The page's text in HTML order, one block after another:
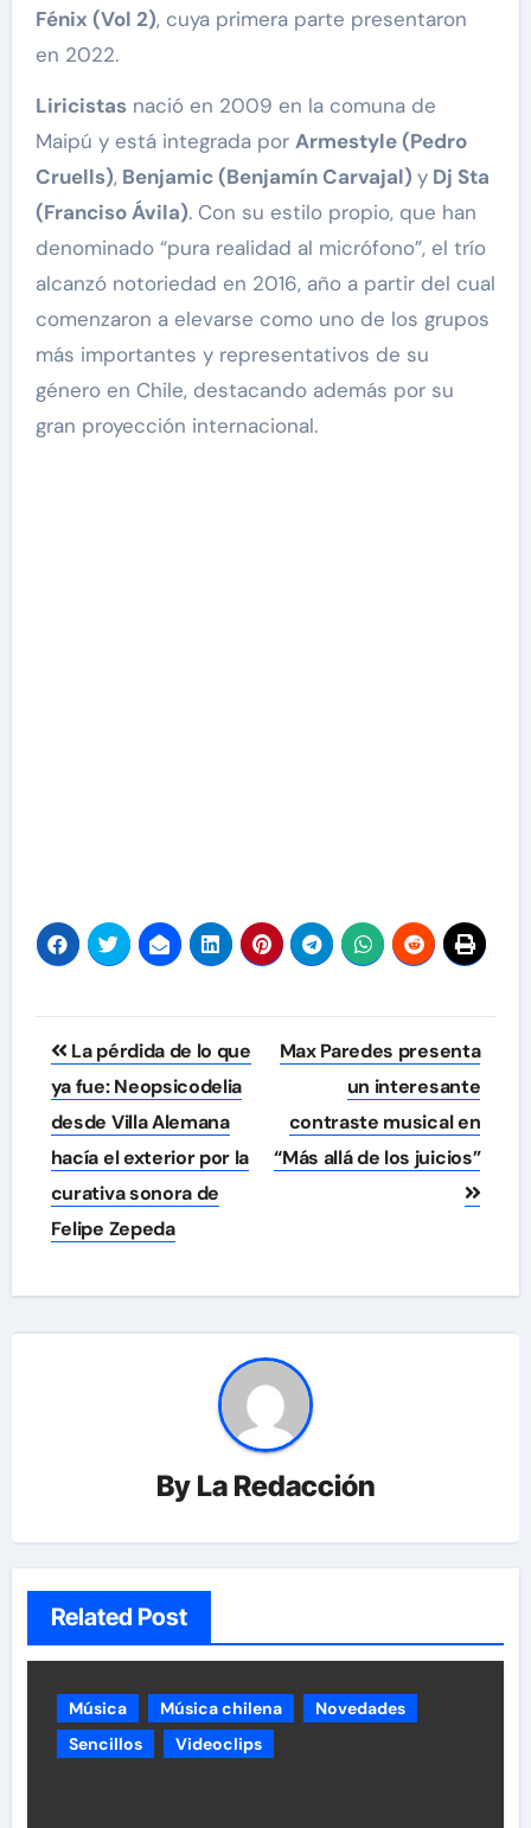
Fénix (Vol 2), cuya primera parte presentaron
en 2022.
Liricistasnació en 2009 en la comuna de
Maipú y está integrada por Armestyle (Pedro
Cruells),Benjamic (Benjamín Carvajal) yDj Sta
(Franciso Ávila). Con su estilo propio, que han
denominado “pura realidad al micrófono”, el trío
alcanzó notoriedad en 2016, año a partir del cual
comenzaron a elevarse como uno de los grupos
más importantes y representativos de su
género en Chile, destacando además por su
gran proyección internacional.
Navegación
de
entradas
La pérdida de lo que
ya fue: Neopsicodelia
desde Villa Alemana
hacía el exterior por la
curativa sonora de
Felipe Zepeda
Max Paredes presenta
un interesante
contraste musical en
“Más allá de los juicios”
By La Redacción
Related Post
Música Música chilena
Novedades
Sencillos
Videoclips